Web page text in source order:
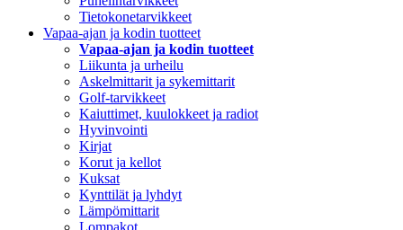
Tietokonetarvikkeet
Vapaa-ajan ja kodin tuotteet
Vapaa-ajan ja kodin tuotteet
Liikunta ja urheilu
Askelmittarit ja sykemittarit
Golf-tarvikkeet
Kaiuttimet, kuulokkeet ja radiot
Hyvinvointi
Kirjat
Korut ja kellot
Kuksat
Kynttilät ja lyhdyt
Lämpömittarit
Lompakot